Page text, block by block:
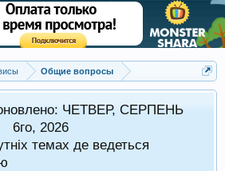
Общие вопросы
темах
ЧЕТВЕР, СЕРПЕНЬ
6го, 2026
темах де ведеться